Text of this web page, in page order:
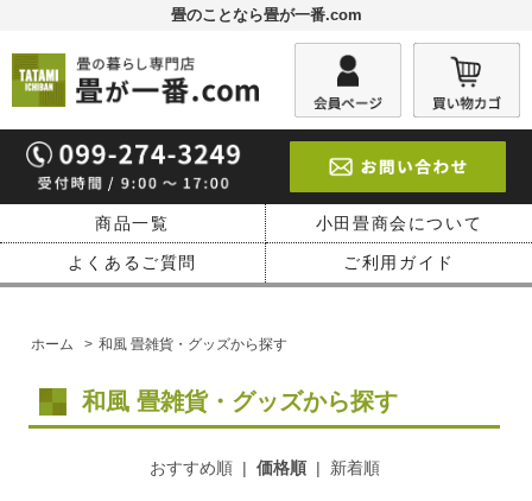
畳のことなら畳が一番.com
商品一覧 小田畳商会について
よくあるご質問 ご利用ガイド
ホーム > 和風 畳雑貨・グッズから探す
和風 畳雑貨・グッズから探す
おすすめ順| 価格順| 新着順